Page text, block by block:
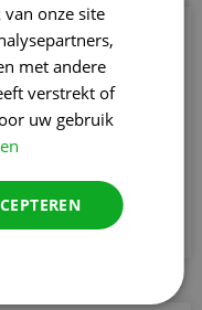
Ihrem Unternehmen
Websites,
Glaubwürdigkeit
onze site
met andere
verstrekt of
uw gebruik